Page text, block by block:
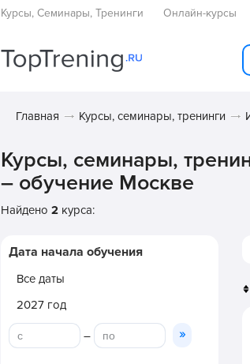
Курсы, Семинары, Тренинги Онлайн-курсы
Главная Курсы, семинары, тренинги
Курсы, семинары,
– обучение Москве
Найдено 2 курса:
Дата начала обучения
Все даты
2027 год
– »